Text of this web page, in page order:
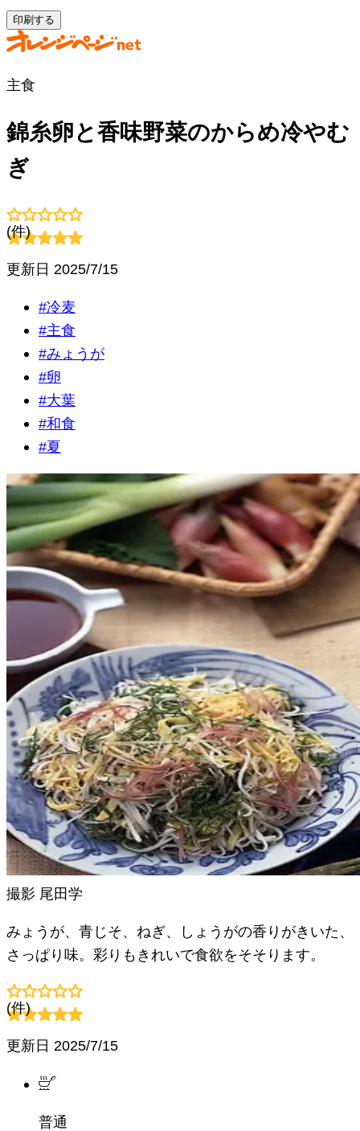
印刷する
主食
錦糸卵と香味野菜のからめ冷やむ
ぎ
(件)
更新日 2025/7/15
#冷麦
#主食
#みょうが
#卵
#大葉
#和食
#夏
撮影 尾田学
みょうが、青じそ、ねぎ、しょうがの香りがきいた、
さっぱり味。彩りもきれいで食欲をそそります。
(件)
更新日 2025/7/15
普通